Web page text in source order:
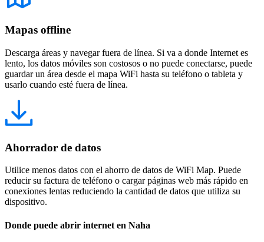
Mapas offline
Descarga áreas y navegar fuera de línea. Si va a donde Internet es
lento, los datos móviles son costosos o no puede conectarse, puede
guardar un área desde el mapa WiFi hasta su teléfono o tableta y
usarlo cuando esté fuera de línea.
Ahorrador de datos
Utilice menos datos con el ahorro de datos de WiFi Map. Puede
reducir su factura de teléfono o cargar páginas web más rápido en
conexiones lentas reduciendo la cantidad de datos que utiliza su
dispositivo.
Donde puede abrir internet en Naha